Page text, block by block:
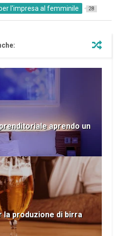
l'impresa al femminile 28
aprendo un
la produzione di birra